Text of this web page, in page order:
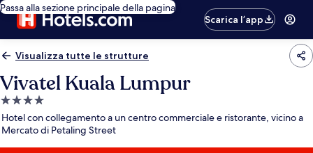
Passa alla sezione principale della pagina
Scarica l’app
Visualizza tutte le strutture
Vivatel Kuala Lumpur
Struttura
a
4.0
stelle
Hotel con collegamento a un centro commerciale e ristorante, vicino a
Mercato di Petaling Street